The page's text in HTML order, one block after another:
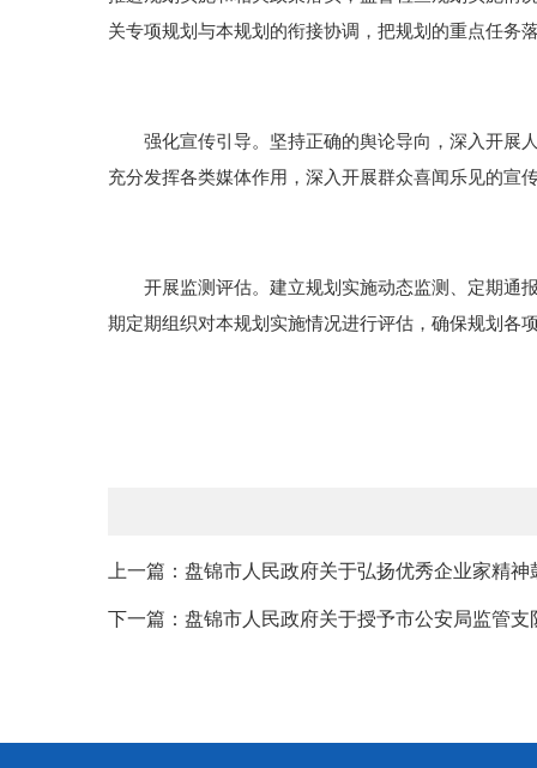
关专项规划与本规划的衔接协调，把规划的重点任务
强化宣传引导。坚持正确的舆论导向，深入开展人
充分发挥各类媒体作用，深入开展群众喜闻乐见的宣
开展监测评估。建立规划实施动态监测、定期通报
期定期组织对本规划实施情况进行评估，确保规划各
上一篇：盘锦市人民政府关于弘扬优秀企业家精
下一篇：盘锦市人民政府关于授予市公安局监管